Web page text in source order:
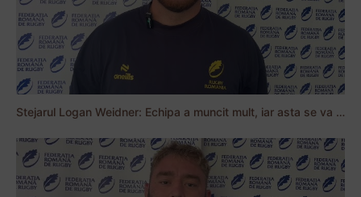
Stejarul Logan Weidner: Echipa a muncit mult, iar asta se va vedea în meciurile de la Nations Cup